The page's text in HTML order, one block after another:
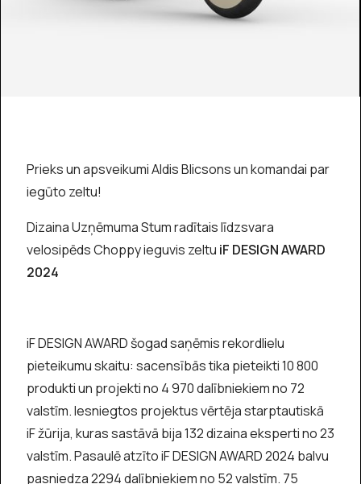
Prieks un apsveikumi Aldis Blicsons un komandai par
iegūto zeltu!
Dizaina Uzņēmuma Stum radītais līdzsvara
velosipēds Choppy ieguvis zeltu iF DESIGN AWARD
2024
iF DESIGN AWARD šogad saņēmis rekordlielu
pieteikumu skaitu: sacensībās tika pieteikti 10 800
produkti un projekti no 4 970 dalībniekiem no 72
valstīm. Iesniegtos projektus vērtēja starptautiskā
iF žūrija, kuras sastāvā bija 132 dizaina eksperti no 23
valstīm. Pasaulē atzīto iF DESIGN AWARD 2024 balvu
pasniedza 2294 dalībniekiem no 52 valstīm. 75